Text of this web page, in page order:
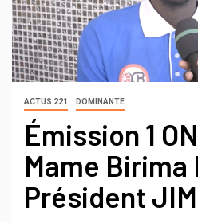
ACTUS 221 DOMINANTE
Émission 1
Mame Birima
Président